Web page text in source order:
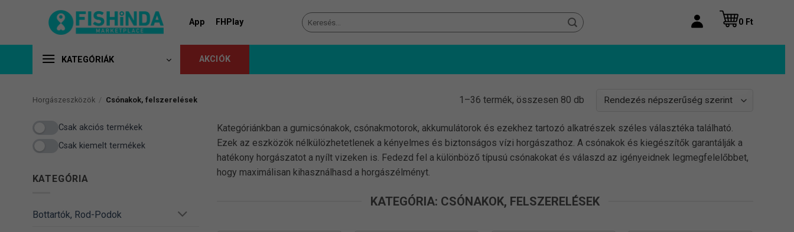
App FHPlay
Keresés
a
0 Ft
KATEGÓRIÁK AKCIÓK
Horgászeszközök / Csónakok, felszerelések 1–36 termék, összesen 80 db Sorted
popularity
Csak akciós termékek
Csak kiemelt termékek
KATEGÓRIA
Bottartók, Rod-Podok
Kategóriánkban a gumicsónakok, csónakmotorok, akkumulátorok és ezekhez tartozó alkatrészek széles választéka található.
Ezek az eszközök nélkülözhetetlenek a kényelmes és biztonságos vízi horgászathoz. A csónakok és kiegészítők garantálják a
hatékony horgászatot a nyílt vizeken is. Fedezd fel a különböző típusú csónakokat és válaszd az igényeidnek legmegfelelőbbet,
hogy maximálisan kihasználhasd a horgászélményt.
KATEGÓRIA: CSÓNAKOK, FELSZERELÉSEK